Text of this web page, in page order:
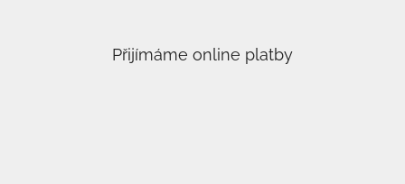
Přijímáme online platby